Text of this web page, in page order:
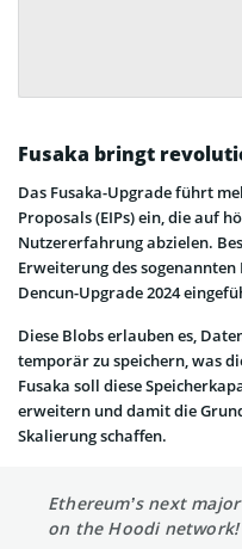
Fusaka bringt
Das Fusaka-Upgrade führt
Proposals (EIPs) ein, die auf
Nutzererfahrung abzielen.
Erweiterung des
Dencun-Upgrade 2024
Diese Blobs erlauben es,
temporär zu speichern, was
Fusaka soll diese
erweitern und damit die
Skalierung schaffen.
Ethereum’s next
on the Hoodi network!